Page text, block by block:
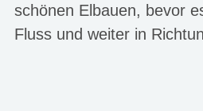
schönen Elbauen, bevor
Fluss und weiter in